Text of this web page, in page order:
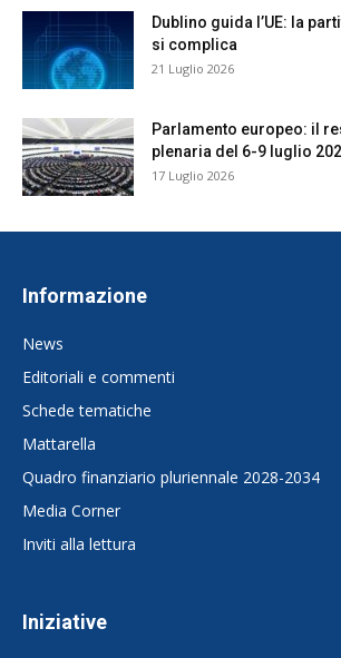
Dublino guida l’UE: la
si complica
21 Luglio 2026
Parlamento europeo: il
plenaria del 6-9 luglio
17 Luglio 2026
Informazione
News
Editoriali e commenti
Schede tematiche
Mattarella
Quadro finanziario pluriennale 2028-2034
Media Corner
Inviti alla lettura
Iniziative